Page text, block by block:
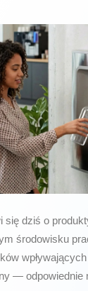
się dziś o
środowisku
— odpowiednie